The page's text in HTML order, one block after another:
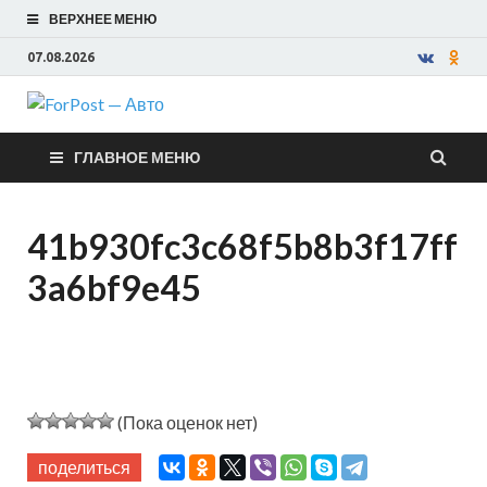
ВЕРХНЕЕ МЕНЮ
07.08.2026
ForPost —
Авто
ГЛАВНОЕ МЕНЮ
41b930fc3c68f5b8b3f17ff
3a6bf9e45
(Пока оценок нет)
поделиться